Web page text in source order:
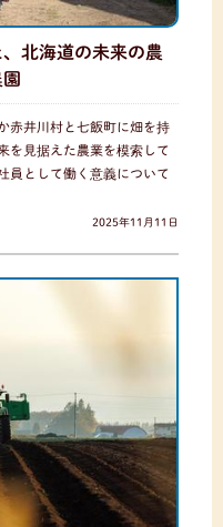
北海道の未来の農
赤井川村と七飯町に畑を持
を見据えた農業を模索して
員として働く意義について
2025年11月11日